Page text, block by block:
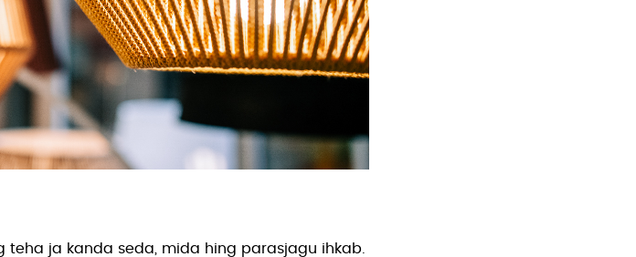
ja kanda seda, mida hing parasjagu ihkab.